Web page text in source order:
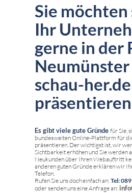
Sie möchten
Ihr
gerne in der
schau-her.de
Es gibt viele gute Gründe für Sie,
bundesweiten Online-Plattform für
präsentieren. Der wichtigst ist, wir
Sichtbarkeit erhöhen und Sie werden
Neukunden über Ihren Webauftritt
anderen guten Gründe erklären wir
Telefon.
Rufen Sie uns doch einfach an: Tel:
oder senden uns eine Anfrage an: